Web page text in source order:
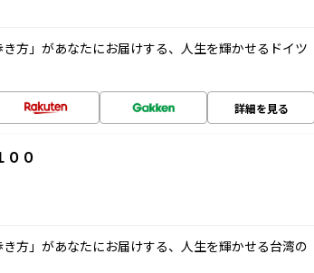
方」があなたにお届けする、人生を輝かせるドイツ
詳細を見る
００
方」があなたにお届けする、人生を輝かせる台湾の